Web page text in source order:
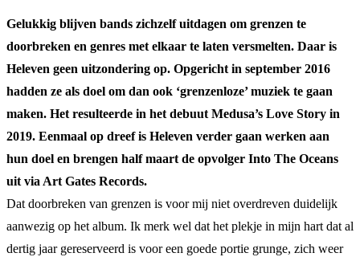
Gelukkig blijven bands zichzelf uitdagen om grenzen te
doorbreken en genres met elkaar te laten versmelten. Daar is
Heleven geen uitzondering op. Opgericht in september 2016
hadden ze als doel om dan ook ‘grenzenloze’ muziek te gaan
maken. Het resulteerde in het debuut Medusa’s Love Story in
2019. Eenmaal op dreef is Heleven verder gaan werken aan
hun doel en brengen half maart de opvolger Into The Oceans
uit via Art Gates Records.
Dat doorbreken van grenzen is voor mij niet overdreven duidelijk
aanwezig op het album. Ik merk wel dat het plekje in mijn hart dat al
dertig jaar gereserveerd is voor een goede portie grunge, zich weer